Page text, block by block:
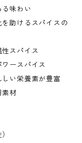
味わい
助けるスパイスの
スパイス
ースパイス
い栄養素が豊富
材